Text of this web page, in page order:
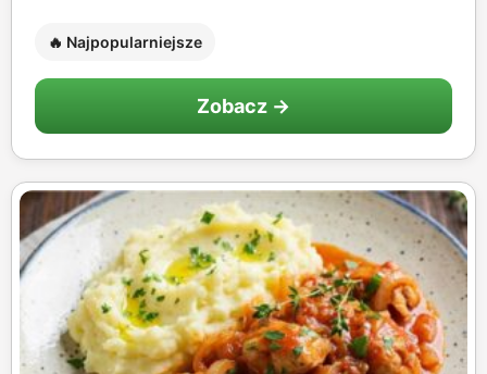
🔥 Najpopularniejsze
Zobacz →